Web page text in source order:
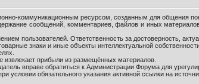
коммуникационным ресурсом, созданным для общения
сообщений, комментариев, файлов и иных
пользователей. Ответственность за достоверность,
знаки и иные объекты интеллектуальной
прибыли из размещённых материалов.
вправе обратиться к Администрации Форума для
условии обязательного указания активной ссылки на